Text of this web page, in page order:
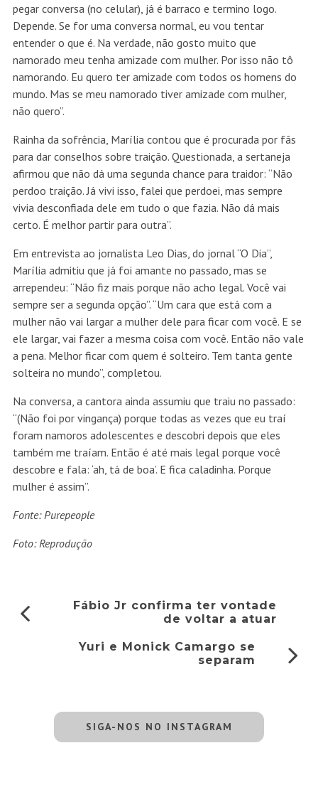
pegar conversa (no celular), já é barraco e termino logo.
Depende. Se for uma conversa normal, eu vou tentar
entender o que é. Na verdade, não gosto muito que
namorado meu tenha amizade com mulher. Por isso não tô
namorando. Eu quero ter amizade com todos os homens do
mundo. Mas se meu namorado tiver amizade com mulher,
não quero”.
Rainha da sofrência, Marília contou que é procurada por fãs
para dar conselhos sobre traição. Questionada, a sertaneja
afirmou que não dá uma segunda chance para traidor: “Não
perdoo traição. Já vivi isso, falei que perdoei, mas sempre
vivia desconfiada dele em tudo o que fazia. Não dá mais
certo. É melhor partir para outra”.
Em entrevista ao jornalista Leo Dias, do jornal “O Dia”,
Marília admitiu que já foi amante no passado, mas se
arrependeu: “Não fiz mais porque não acho legal. Você vai
sempre ser a segunda opção”. “Um cara que está com a
mulher não vai largar a mulher dele para ficar com você. E se
ele largar, vai fazer a mesma coisa com você. Então não vale
a pena. Melhor ficar com quem é solteiro. Tem tanta gente
solteira no mundo”, completou.
Na conversa, a cantora ainda assumiu que traiu no passado:
“(Não foi por vingança) porque todas as vezes que eu traí
foram namoros adolescentes e descobri depois que eles
também me traíam. Então é até mais legal porque você
descobre e fala: ‘ah, tá de boa’. E fica caladinha. Porque
mulher é assim”.
Fonte: Purepeople
Foto: Reprodução
Fábio Jr confirma ter vontade
de voltar a atuar
Yuri e Monick Camargo se
separam
SIGA-NOS NO INSTAGRAM